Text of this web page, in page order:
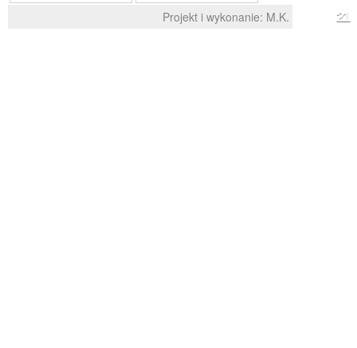
Projekt i wykonanie: M.K. 21